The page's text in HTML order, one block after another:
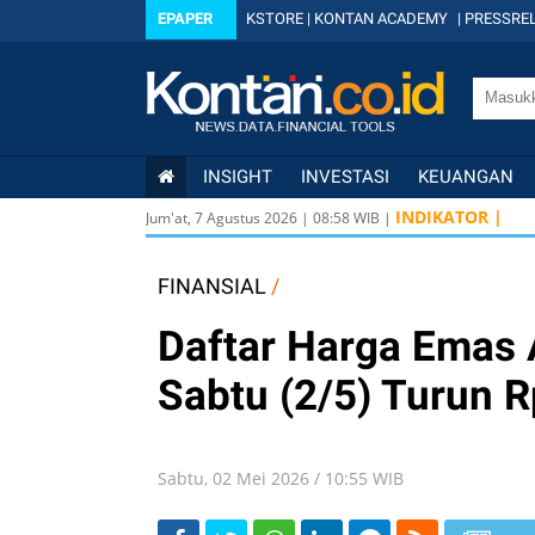
EPAPER KSTORE | KONTAN ACADEMY |
INSIGHT INVESTASI KEUANGAN
Jum'at, 7 Agustus 2026 | 08:58WIB | INDIKATOR |
FINANSIAL /
Daftar Harga
Sabtu (2/5) Turun
Sabtu, 02 Mei 2026 / 10:55 WIB